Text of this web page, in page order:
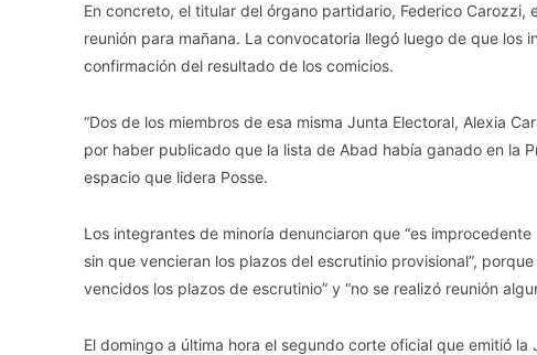
En concreto, el titular del órgano partidario, Federico
reunión para mañana. La convocatoria llegó luego de que los
confirmación del resultado de los comicios.
“Dos de los miembros de esa misma Junta Electoral, Alexia
por haber publicado que la lista de Abad había ganado en la
espacio que lidera Posse.
Los integrantes de minoría denunciaron que “es
sin que vencieran los plazos del escrutinio provisional”,
vencidos los plazos de escrutinio” y “no se realizó reunión
El domingo a última hora el segundo corte oficial que emitió